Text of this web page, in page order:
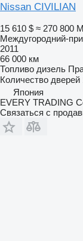
Nissan CIVILIAN
15 610 $ ≈ 270 800
Междугородний-
2011
66 000 км
Топливо дизель
Количество дверей
Япония
EVERY TRADING
Связаться с